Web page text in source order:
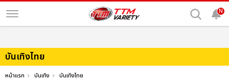
N
บันเทิงไทย
หน้าแรก บันเทิง บันเทิงไทย